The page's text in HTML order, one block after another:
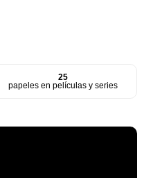
25
papeles en películas y series